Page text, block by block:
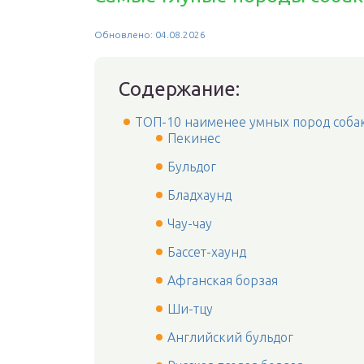
Обновлено: 04.08.2026
Содержание:
ТОП-10 наименее умных пород
Пекинес
Бульдог
Бладхаунд
Чау-чау
Бассет-хаунд
Афганская борзая
Ши-тцу
Английский бульдог